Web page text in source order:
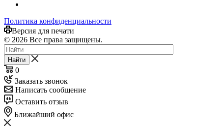
Политика конфиденциальности
Версия для печати
© 2026 Все права защищены.
Найти
0
Заказать звонок
Написать сообщение
Оставить отзыв
Ближайший офис